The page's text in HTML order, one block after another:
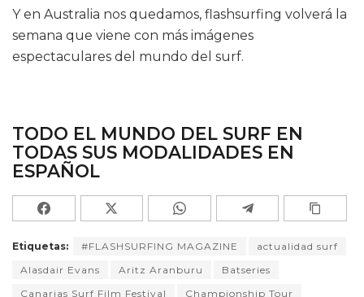
Y en Australia nos quedamos, flashsurfing volverá la
semana que viene con más imágenes
espectaculares del mundo del surf.
TODO EL MUNDO DEL SURF EN
TODAS SUS MODALIDADES EN
ESPAÑOL
Etiquetas: #FLASHSURFING MAGAZINE
actualidad surf
Alasdair Evans
Aritz Aranburu
Batseries
Canarias Surf Film Festival
Championship Tour